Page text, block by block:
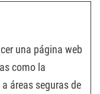
una página web
como la
áreas seguras de